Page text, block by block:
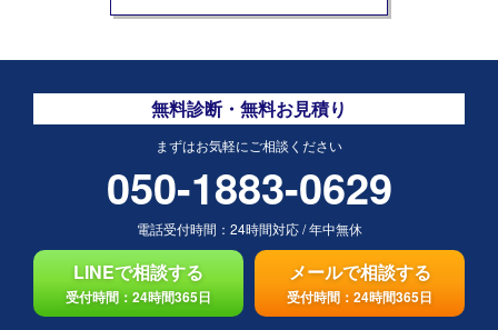
無料診断・無料お見積り
まずはお気軽にご相談ください
050-1883-0629
電話受付時間： 24時間対応/年中無休
LINEで相談する
受付時間：24時間365日
メールで相談する
受付時間：24時間365日